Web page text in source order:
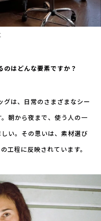
はどんな要素ですか？
は、日常のさまざまなシー
朝から夜まで、使う人の一
い。その思いは、素材選び
工程に反映されています。